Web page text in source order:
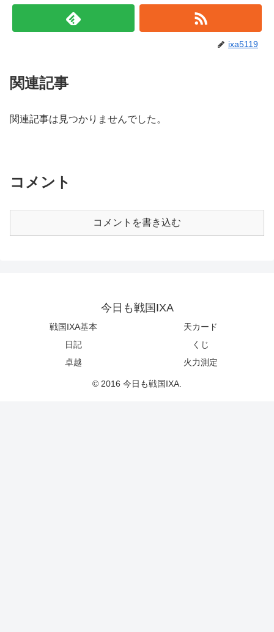
ixa5119
関連記事
関連記事は見つかりませんでした。
コメント
コメントを書き込む
今日も戦国IXA
戦国IXA基本
天カード
日記
くじ
卓越
火力測定
© 2016 今日も戦国IXA.